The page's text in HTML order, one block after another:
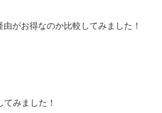
がお得なのか比較してみました！
みました！